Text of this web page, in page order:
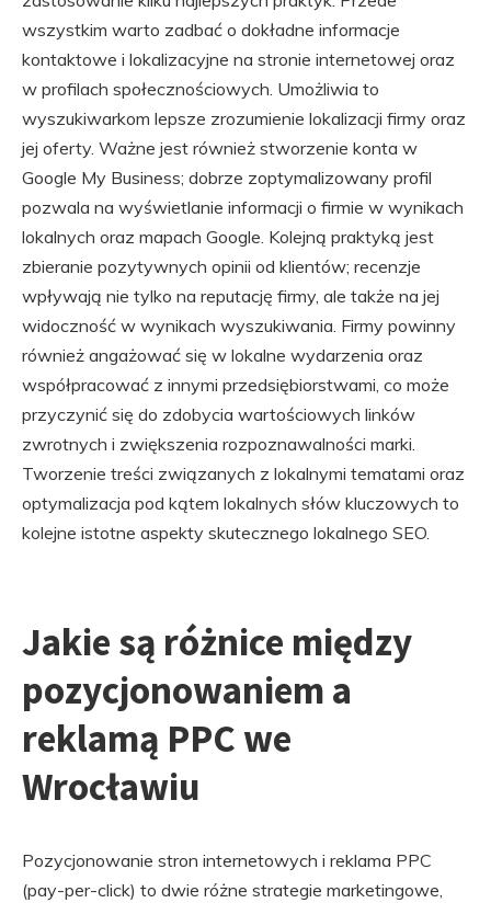
wszystkim warto zadbać o dokładne informacje
kontaktowe i lokalizacyjne na stronie internetowej oraz
w profilach społecznościowych. Umożliwia to
wyszukiwarkom lepsze zrozumienie lokalizacji firmy oraz
jej oferty. Ważne jest również stworzenie konta w
Google My Business; dobrze zoptymalizowany profil
pozwala na wyświetlanie informacji o firmie w wynikach
lokalnych oraz mapach Google. Kolejną praktyką jest
zbieranie pozytywnych opinii od klientów; recenzje
wpływają nie tylko na reputację firmy, ale także na jej
widoczność w wynikach wyszukiwania. Firmy powinny
również angażować się w lokalne wydarzenia oraz
współpracować z innymi przedsiębiorstwami, co może
przyczynić się do zdobycia wartościowych linków
zwrotnych i zwiększenia rozpoznawalności marki.
Tworzenie treści związanych z lokalnymi tematami oraz
optymalizacja pod kątem lokalnych słów kluczowych to
kolejne istotne aspekty skutecznego lokalnego SEO.
Jakie są różnice między
pozycjonowaniem a
reklamą PPC we
Wrocławiu
Pozycjonowanie stron internetowych i reklama PPC
(pay-per-click) to dwie różne strategie marketingowe,